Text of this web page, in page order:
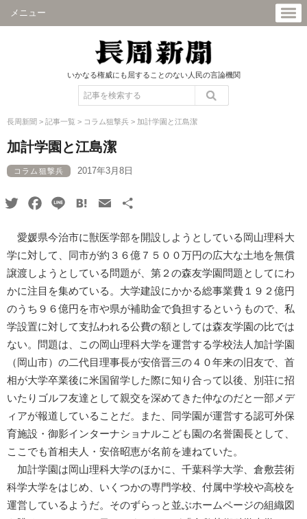
メニュー
いかなる権威にも屈することのない人民の言論機関
長周新聞 > 記事一覧 > コラム狙撃兵 > 加計学園と江島潔
加計学園と江島潔
コラム狙撃兵 2017年3月8日
TwitterFacebook
Line HatenaEmail
愛媛県今治市に獣医学部を開設しようとしている岡山理科大
学に対して、同市が約３６億７５００万円の広大な土地を無償
譲渡しようとしている問題が、第２の森友学園問題としてにわ
かに注目を集めている。大学建設にかかる総事業費１９２億円
のうち９６億円を市や県が補助金で負担するというもので、私
学設置に対して支払われる公費の額としては森友学園の比では
ない。問題は、この岡山理科大学を運営する学校法人加計学園
（岡山市）の二代目理事長が安倍晋三の４０年来の旧友で、首
相が大学卒業後に米国留学した際に知り合って以後、別荘に招
いたりゴルフ友達として親交を深めてきた仲なのだと一部メデ
ィアが報道していることだ。また、同学園が運営する認可外保
育施設・御影インターナショナルこども園の名誉園長として、
ここでも首相夫人・安倍昭恵が名前を連ねていた。
加計学園は岡山理科大学のほかに、千葉科学大学、倉敷芸術
科学大学をはじめ、いくつかの専門学校、付属中学校や高校を
運営しているようだ。そのずらっと並ぶホームページの組織図